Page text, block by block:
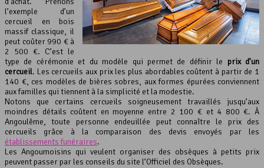
l’exemple d’un
cercueil en bois
massif classique, il
peut coûter 990 € à
2 500 €. C’est le
type de cérémonie et du modèle qui permet de définir le prix d’un
cercueil. Les cercueils aux prix les plus abordables coûtent à partir de 1
140 €, ces modèles de bières sobres, aux formes épurées conviennent
aux familles qui tiennent à la simplicité et la modestie.
Notons que certains cercueils soigneusement travaillés jusqu’aux
moindres détails coûtent en moyenne entre 2 100 € et 4 800 €. À
Angoulême, toute personne endeuillée peut connaître le prix des
cercueils grâce à la comparaison des devis envoyés par les
établissements funéraires.
Les Angoumoisins qui veulent organiser des obsèques à petits prix
peuvent passer par les conseils du site l’Officiel des Obsèques.